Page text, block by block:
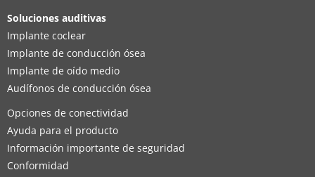
Soluciones auditivas
Implante coclear
Implante de conducción ósea
Implante de oído medio
Audífonos de conducción ósea
Opciones de conectividad
Ayuda para el producto
Información importante de seguridad
Conformidad